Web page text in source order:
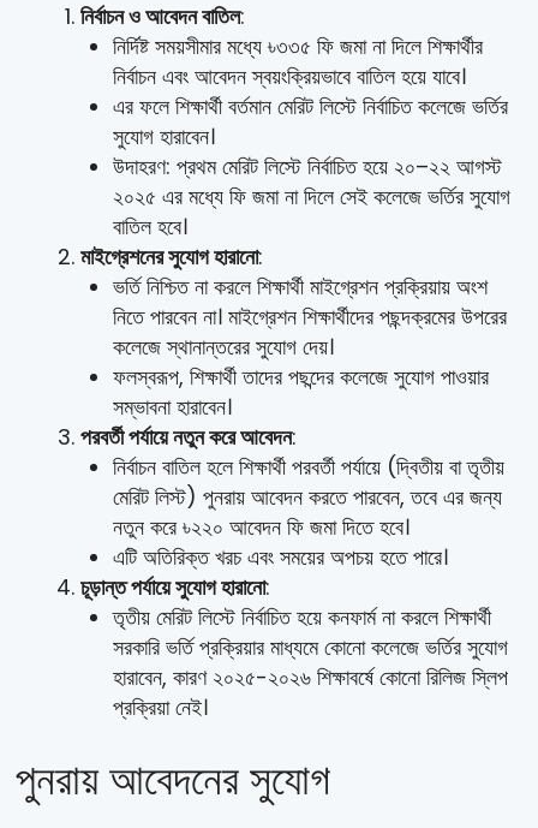
নির্বাচন ও আবেদন বাতিল:
নির্দিষ্ট সময়সীমার মধ্যে ৳৩৩৫ ফি জমা না দিলে শিক্ষার্থীর
নির্বাচন এবং আবেদন স্বয়ংক্রিয়ভাবে বাতিল হয়ে যাবে।
এর ফলে শিক্ষার্থী বর্তমান মেরিট লিস্টে নির্বাচিত কলেজে ভর্তির
সুযোগ হারাবেন।
উদাহরণ: প্রথম মেরিট লিস্টে নির্বাচিত হয়ে ২০–২২ আগস্ট
২০২৫ এর মধ্যে ফি জমা না দিলে সেই কলেজে ভর্তির সুযোগ
বাতিল হবে।
মাইগ্রেশনের সুযোগ হারানো:
ভর্তি নিশ্চিত না করলে শিক্ষার্থী মাইগ্রেশন প্রক্রিয়ায় অংশ
নিতে পারবেন না। মাইগ্রেশন শিক্ষার্থীদের পছন্দক্রমের উপরের
কলেজে স্থানান্তরের সুযোগ দেয়।
ফলস্বরূপ, শিক্ষার্থী তাদের পছন্দের কলেজে সুযোগ পাওয়ার
সম্ভাবনা হারাবেন।
পরবর্তী পর্যায়ে নতুন করে আবেদন:
নির্বাচন বাতিল হলে শিক্ষার্থী পরবর্তী পর্যায়ে (দ্বিতীয় বা তৃতীয়
মেরিট লিস্ট) পুনরায় আবেদন করতে পারবেন, তবে এর জন্য
নতুন করে ৳২২০ আবেদন ফি জমা দিতে হবে।
এটি অতিরিক্ত খরচ এবং সময়ের অপচয় হতে পারে।
চূড়ান্ত পর্যায়ে সুযোগ হারানো:
তৃতীয় মেরিট লিস্টে নির্বাচিত হয়ে কনফার্ম না করলে শিক্ষার্থী
সরকারি ভর্তি প্রক্রিয়ার মাধ্যমে কোনো কলেজে ভর্তির সুযোগ
হারাবেন, কারণ ২০২৫-২০২৬ শিক্ষাবর্ষে কোনো রিলিজ স্লিপ
প্রক্রিয়া নেই।
পুনরায় আবেদনের সুযোগ